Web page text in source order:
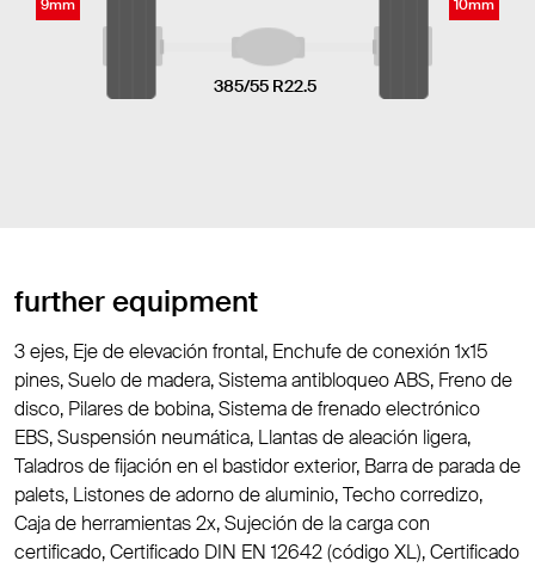
9mm
385/55 R22.5
10mm
further equipment
3 ejes, Eje de elevación frontal, Enchufe de conexión 1x15
pines, Suelo de madera, Sistema antibloqueo ABS, Freno de
disco, Pilares de bobina, Sistema de frenado electrónico
EBS, Suspensión neumática, Llantas de aleación ligera,
Taladros de fijación en el bastidor exterior, Barra de parada de
palets, Listones de adorno de aluminio, Techo corredizo,
Caja de herramientas 2x, Sujeción de la carga con
certificado, Certificado DIN EN 12642 (código XL), Certificado